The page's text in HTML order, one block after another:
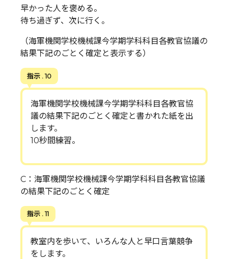
早かった人を褒める。
待ち過ぎず、次に行く。
（海軍機関学校機械課今学期学科科目各教官協議の
結果下記のごとく確定と表示する）
指示 . 10
海軍機関学校機械課今学期学科科目各教官協
議の結果下記のごとく確定と書かれた紙を出
します。
10秒間練習。
C：海軍機関学校機械課今学期学科科目各教官協議
の結果下記のごとく確定
指示 . 11
教室内を歩いて、いろんな人と早口言葉競争
をします。